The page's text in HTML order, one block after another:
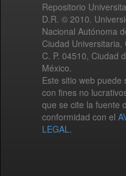
Repositorio
D.R. © 2010.
Nacional Autónoma
Ciudad Universitaria,
C. P. 04510, Ciudad
México.
Este sitio web puede
con fines no
que se cite la fuente
conformidad con el
LEGAL.